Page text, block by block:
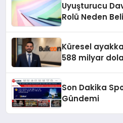
Uyuşturucu
Rolü Neden
Küresel
588 milyar
Son Dakika
Gündemi